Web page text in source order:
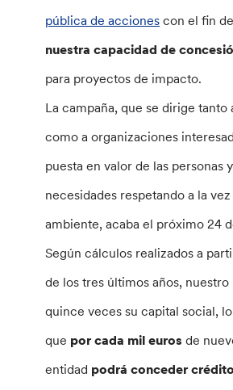
pública de acciones con el fin
nuestra capacidad de
para proyectos de impacto.
La campaña, que se dirige tanto
como a organizaciones
puesta en valor de las personas
necesidades respetando a la
ambiente, acaba el próximo 24
Según cálculos realizados a
de los tres últimos años, nuestro
quince veces su capital social,
que por cada mil euros de
entidad podrá conceder